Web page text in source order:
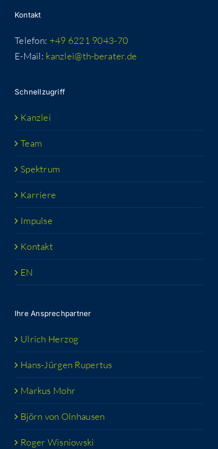
Kon­takt
Telefon: +49 6221 9043-70
E-Mail: kanzlei@th-berater.de
Schnell­zu­griff
Kanz­lei
Team
Spek­trum
Kar­rie­re
Impul­se
Kon­takt
EN
Ihre Ansprech­part­ner
Ulrich Her­zog
Hans-Jür­­gen Rupertus
Mar­kus Mohr
Björn von Olnhausen
Roger Wis­niow­ski